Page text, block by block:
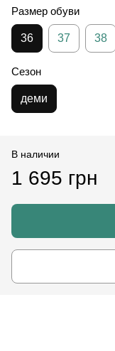
Размер обуви
36 37 38
Сезон
деми
В наличии
1 695 грн